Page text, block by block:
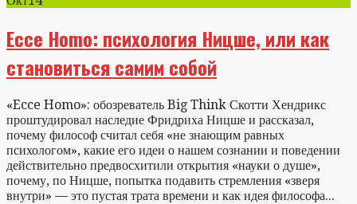
Ecce Homo: психология Ницше, или как
становиться самим собой
«Ecce Homo»: обозреватель Big Think Скотти Хендрикс
проштудировал наследие Фридриха Ницше и рассказал,
почему философ считал себя «не знающим равных
психологом», какие его идеи о нашем сознании и поведении
действительно предвосхитили открытия «науки о душе»,
почему, по Ницше, попытка подавить стремления «зверя
внутри» — это пустая трата времени и как идея философа...